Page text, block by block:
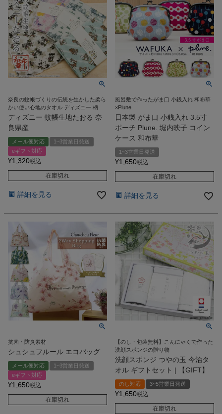
奈良の蚊帳づくりの伝統を生かした柔ら
かい使い心地のタオル ディズニー 柄
ディズニー 蚊帳生地たおる 奈
良県産
メール便対応
1~3営業日発送
eギフト対応
¥1,320税込
在庫切れ
詳細を見る
風呂敷で作ったがま口 小銭入れ 和布華
×Plune.
日本製 がま口 小銭入れ 3.5寸
ポーチ Plune. 堀内映子 コイン
ケース 和布華
1~3営業日発送
¥1,650税込
在庫切れ
詳細を見る
抗菌・防臭素材
シュシュフルール エコバッグ
メール便対応
1~3営業日発送
eギフト対応
¥1,650税込
在庫切れ
【のし・包装無料】こんにゃくで作った
洗顔スポンジの贈り物
洗顔スポンジ つやの玉 今治タ
オル ギフトセット | 【GIFT】
のし対応 3~5営業日発送
¥1,650税込
在庫切れ